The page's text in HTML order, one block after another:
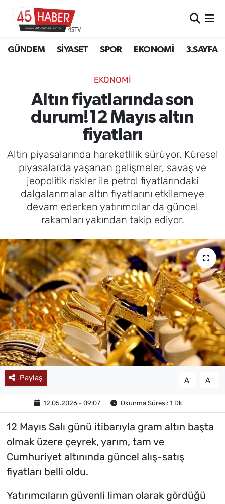
GÜNDEM SİYASET SPOR EKONOMİ 3.SAYFA
EKONOMİ
Altın fiyatlarında son
durum!12 Mayıs altın
fiyatları
Altın piyasalarında hareketlilik sürüyor. Küresel
piyasalarda yaşanan gelişmeler, savaş ve
jeopolitik riskler ile petrol fiyatlarındaki
dalgalanmalar altın fiyatlarını etkilemeye
devam ederken yatırımcılar da güncel
rakamları yakından takip ediyor.
Paylaş A- A+
12.05.2026 - 09:07 Okunma Süresi: 1 Dk
12 Mayıs Salı günü itibarıyla gram altın başta
olmak üzere çeyrek, yarım, tam ve
Cumhuriyet altınında güncel alış-satış
fiyatları belli oldu.
Yatırımcıların güvenli liman olarak gördüğü
SİYASET
EKONOMİ
EĞİTİM
SAĞLIK
YAŞAM
MAGAZİN
Manisa Hava Durumu
Manisa Namaz Vakitleri
Manisa Trafik Yoğunluk Haritası
Süper Lig Puan Durumu ve Fikstür
Tüm Manşetler
Son Dakika Haberleri
Haber Arşivi